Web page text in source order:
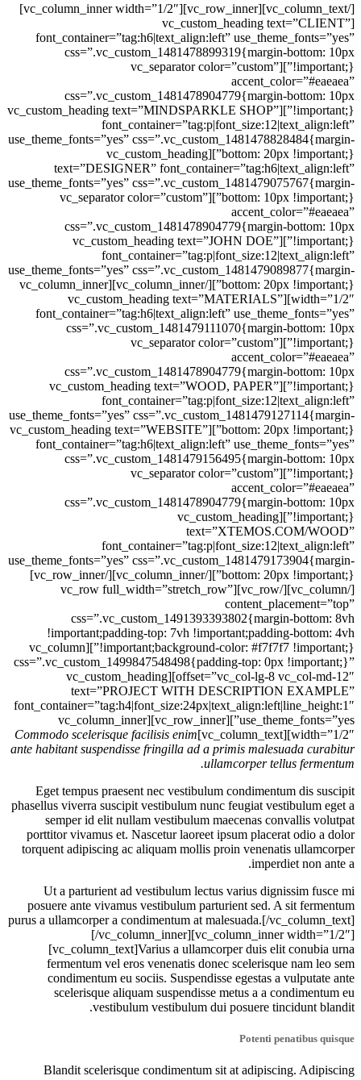
[/vc_column_text][vc_row_inner][vc_column_inner width=”1/2″]
[vc_custom_heading text=”CLIENT”
font_container=”tag:h6|text_align:left” use_theme_fonts=”yes”
css=”.vc_custom_1481478899319{margin-bottom: 10px
!important;}”][vc_separator color=”custom”
accent_color=”#eaeaea”
css=”.vc_custom_1481478904779{margin-bottom: 10px
!important;}”][vc_custom_heading text=”MINDSPARKLE SHOP”
font_container=”tag:p|font_size:12|text_align:left”
use_theme_fonts=”yes” css=”.vc_custom_1481478828484{margin-
bottom: 20px !important;}”][vc_custom_heading
text=”DESIGNER” font_container=”tag:h6|text_align:left”
use_theme_fonts=”yes” css=”.vc_custom_1481479075767{margin-
bottom: 10px !important;}”][vc_separator color=”custom”
accent_color=”#eaeaea”
css=”.vc_custom_1481478904779{margin-bottom: 10px
!important;}”][vc_custom_heading text=”JOHN DOE”
font_container=”tag:p|font_size:12|text_align:left”
use_theme_fonts=”yes” css=”.vc_custom_1481479089877{margin-
bottom: 20px !important;}”][/vc_column_inner][vc_column_inner
width=”1/2″][vc_custom_heading text=”MATERIALS”
font_container=”tag:h6|text_align:left” use_theme_fonts=”yes”
css=”.vc_custom_1481479111070{margin-bottom: 10px
!important;}”][vc_separator color=”custom”
accent_color=”#eaeaea”
css=”.vc_custom_1481478904779{margin-bottom: 10px
!important;}”][vc_custom_heading text=”WOOD, PAPER”
font_container=”tag:p|font_size:12|text_align:left”
use_theme_fonts=”yes” css=”.vc_custom_1481479127114{margin-
bottom: 20px !important;}”][vc_custom_heading text=”WEBSITE”
font_container=”tag:h6|text_align:left” use_theme_fonts=”yes”
css=”.vc_custom_1481479156495{margin-bottom: 10px
!important;}”][vc_separator color=”custom”
accent_color=”#eaeaea”
css=”.vc_custom_1481478904779{margin-bottom: 10px
!important;}”][vc_custom_heading
text=”XTEMOS.COM/WOOD”
font_container=”tag:p|font_size:12|text_align:left”
use_theme_fonts=”yes” css=”.vc_custom_1481479173904{margin-
bottom: 20px !important;}”][/vc_column_inner][/vc_row_inner]
[/vc_column][/vc_row][vc_row full_width=”stretch_row”
content_placement=”top”
css=”.vc_custom_1491393393802{margin-bottom: 8vh
!important;padding-top: 7vh !important;padding-bottom: 4vh
!important;background-color: #f7f7f7 !important;}”][vc_column
css=”.vc_custom_1499847548498{padding-top: 0px !important;}”
offset=”vc_col-lg-8 vc_col-md-12″][vc_custom_heading
text=”PROJECT WITH DESCRIPTION EXAMPLE”
font_container=”tag:h4|font_size:24px|text_align:left|line_height:1″
use_theme_fonts=”yes”][vc_row_inner][vc_column_inner
width=”1/2″][vc_column_text]
Commodo scelerisque facilisis enim
ante habitant suspendisse fringilla ad a primis malesuada curabitur
ullamcorper tellus fermentum.
Eget tempus praesent nec vestibulum condimentum dis suscipit
phasellus viverra suscipit vestibulum nunc feugiat vestibulum eget a
semper id elit nullam vestibulum maecenas convallis volutpat
porttitor vivamus et. Nascetur laoreet ipsum placerat odio a dolor
torquent adipiscing ac aliquam mollis proin venenatis ullamcorper
imperdiet non ante a.
Ut a parturient ad vestibulum lectus varius dignissim fusce mi
posuere ante vivamus vestibulum parturient sed. A sit fermentum
purus a ullamcorper a condimentum at malesuada.[/vc_column_text]
[/vc_column_inner][vc_column_inner width=”1/2″]
[vc_column_text]Varius a ullamcorper duis elit conubia urna
fermentum vel eros venenatis donec scelerisque nam leo sem
condimentum eu sociis. Suspendisse egestas a vulputate ante
scelerisque aliquam suspendisse metus a a condimentum eu
vestibulum vestibulum dui posuere tincidunt blandit.
Potenti penatibus quisque
Blandit scelerisque condimentum sit at adipiscing. Adipiscing